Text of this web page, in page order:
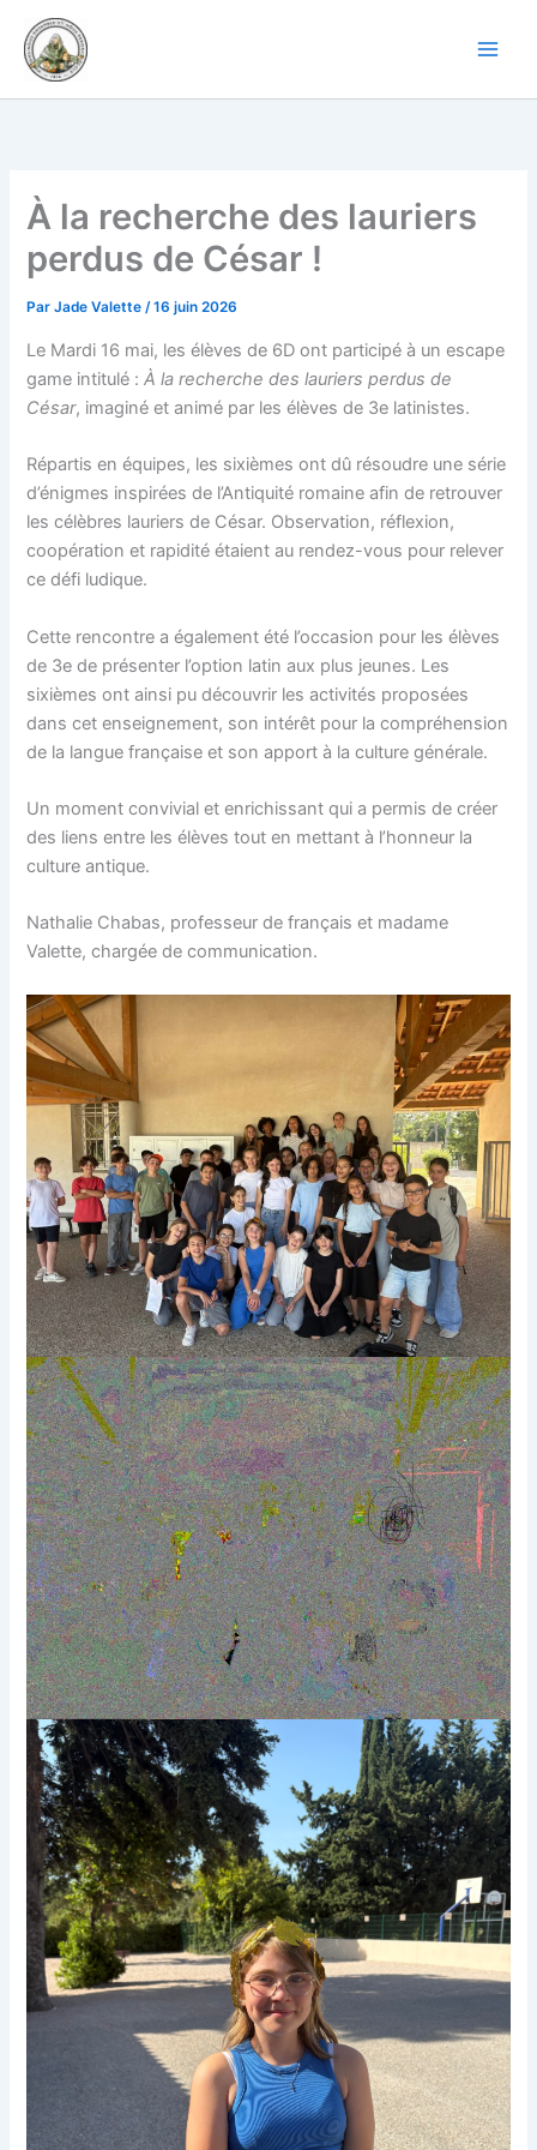
contenu
À la recherche des lauriers
perdus de César !
ParJade Valette/16 juin 2026
Le Mardi 16 mai, les élèves de 6D ont participé à un escape
game intitulé :À la recherche des lauriers perdus de
César, imaginé et animé par les élèves de 3e latinistes.
Répartis en équipes, les sixièmes ont dû résoudre une série
d’énigmes inspirées de l’Antiquité romaine afin de retrouver
les célèbres lauriers de César. Observation, réflexion,
coopération et rapidité étaient au rendez-vous pour relever
ce défi ludique.
Cette rencontre a également été l’occasion pour les élèves
de 3e de présenter l’option latin aux plus jeunes. Les
sixièmes ont ainsi pu découvrir les activités proposées
dans cet enseignement, son intérêt pour la compréhension
de la langue française et son apport à la culture générale.
Un moment convivial et enrichissant qui a permis de créer
des liens entre les élèves tout en mettant à l’honneur la
culture antique.
Nathalie Chabas, professeur de français et madame
Valette, chargée de communication.